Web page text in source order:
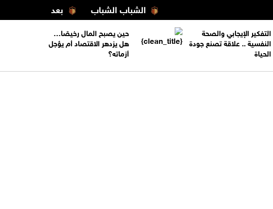
الشباب الشباب بعد موسم التخريج ..
التفكير الإيجابي والصحة
النفسية .. علاقة تصنع جودة
الحياة
حين يصبح المال رخيصًا…
هل يزدهر الاقتصاد أم يؤجل
أزماته؟